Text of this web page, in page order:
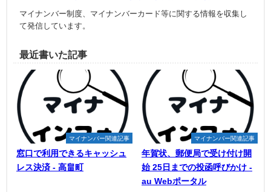
マイナンバー制度、マイナンバーカード等に関する情報を収集し
て発信しています。
最近書いた記事
マイナンバー関連記事
窓口で利用できるキャッシュ
レス決済 - 高畠町
マイナンバー関連記事
年賀状、郵便局で受け付け開
始 25日までの投函呼びかけ -
au Webポータル